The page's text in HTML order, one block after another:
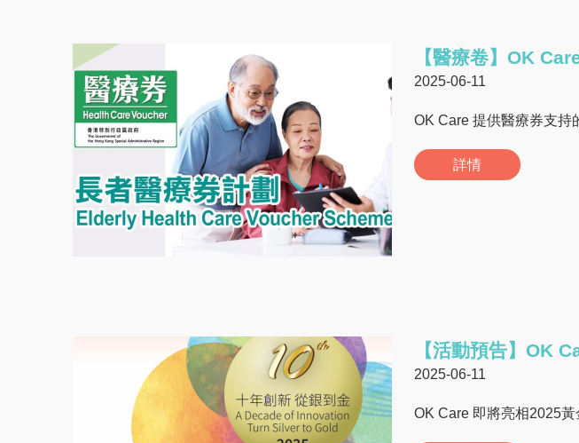
【醫療卷】OK
2025-06-11
OK Care 提供醫療券支持
詳情
【活動預告】OK
2025-06-11
OK Care 即將亮相2025黃